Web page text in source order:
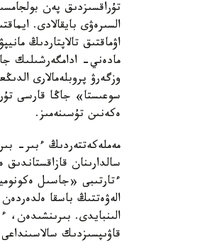
تۇراقسىزدىق پەن
السىرەۋى بايقالادى.
اۋماقتىق تالاپتاردىڭ
مادەني- ادامگەرشىلىك
وزگەرۋ پروبلەمالارى
سوعىستا» جاڭا قارسى
ەكەنىن تۇسىنەمىز.
مەملەكەتتەردىڭ ءبىر-
سالدارىنان
ءتارتىبى «جاسىل
الەۋەتتىڭ باسقا
الىنبايدى. بىرىنشىدەن،
قاۋىپسىزدىك